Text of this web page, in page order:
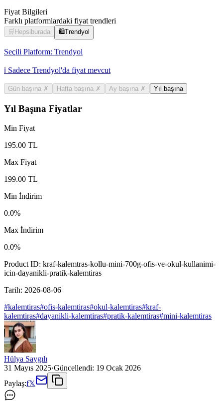
Fiyat Bilgileri
Farklı platformlardaki fiyat trendleri
🛒 Hepsiburada 🛍️Trendyol
Seçili Platform: Trendyol
ℹ️ Sadece Trendyol'da fiyat mevcut
Gün başına ✗ Hafta başına ✗ Ay başına ✗ Yıl başına
Yıl Başına Fiyatlar
Min Fiyat
195.00 TL
Max Fiyat
199.00 TL
Min İndirim
0.0%
Max İndirim
0.0%
Product ID: kraf-kalemtras-kollu-mini-700g-ofis-ve-okul-kullanimi-
icin-dayanikli-pratik-kalemtiras
Tarih: 2026-08-06
#kalemtiras#ofis-kalemtiras#okul-kalemtiras#kraf-
kalemtiras#dayanikli-kalemtiras#pratik-kalemtiras#mini-kalemtiras
Hülya Saygılı
31 Mayıs 2025·Güncellendi: 19 Ocak 2026
Paylaş:f𝕏